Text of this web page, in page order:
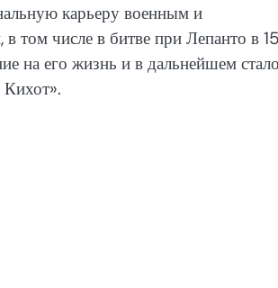
карьеру военным и
том числе в битве при Лепанто в
на его жизнь и в дальнейшем стало